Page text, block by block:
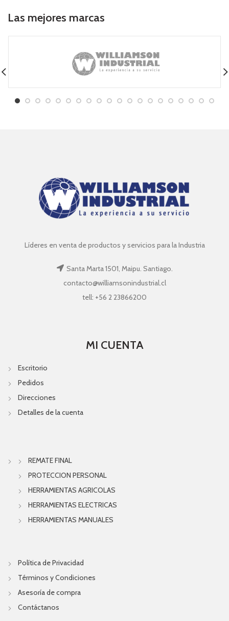
Las mejores marcas
Líderes en venta de productos y servicios para la Industria
Santa Marta 1501, Maipu. Santiago.
contacto@williamsonindustrial.cl
tell: +56 2 23866200
MI CUENTA
Escritorio
Pedidos
Direcciones
Detalles de la cuenta
REMATE FINAL
PROTECCION PERSONAL
HERRAMIENTAS AGRICOLAS
HERRAMIENTAS ELECTRICAS
HERRAMIENTAS MANUALES
Política de Privacidad
Términos y Condiciones
Asesoría de compra
Contáctanos